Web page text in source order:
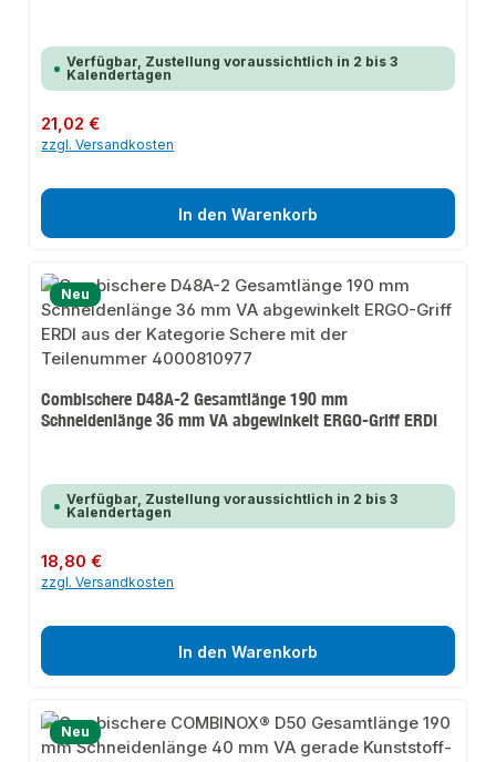
Verfügbar, Zustellung voraussichtlich in 2 bis 3
Kalendertagen
Regulärer Preis:
21,02 €
zzgl. Versandkosten
In den Warenkorb
Neu
Combischere D48A-2 Gesamtlänge 190 mm
Schneidenlänge 36 mm VA abgewinkelt ERGO-Griff ERDI
Verfügbar, Zustellung voraussichtlich in 2 bis 3
Kalendertagen
Regulärer Preis:
18,80 €
zzgl. Versandkosten
In den Warenkorb
Neu